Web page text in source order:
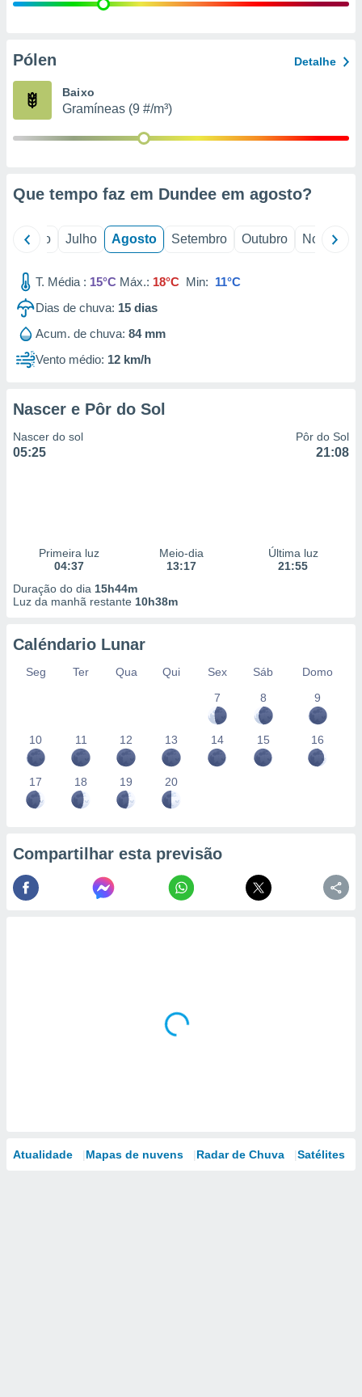
e
Pólen Detalhe
Baixo
Gramíneas (9 #/m³)
Que tempo faz em Dundee em agosto?
Junho Julho Agosto Setembro Outubro Novembro
T. Média : 15°C Máx.: 18°C Min: 11°C
Dias de chuva: 15 dias
Acum. de chuva: 84 mm
Vento médio: 12 km/h
Nascer e Pôr do Sol
Nascer do sol
05:25
Pôr do Sol
21:08
Primeira luz
04:37
Meio-dia
13:17
Última luz
21:55
Duração do dia 15h44m
Luz da manhã restante 10h38m
Caléndario Lunar
Seg Ter Qua Qui Sex Sáb
Domo
7
8 9
10 11 12 13 14 15 16
17 18 19 20
Compartilhar esta previsão
Atualidade Mapas de nuvens Radar de Chuva Satélites